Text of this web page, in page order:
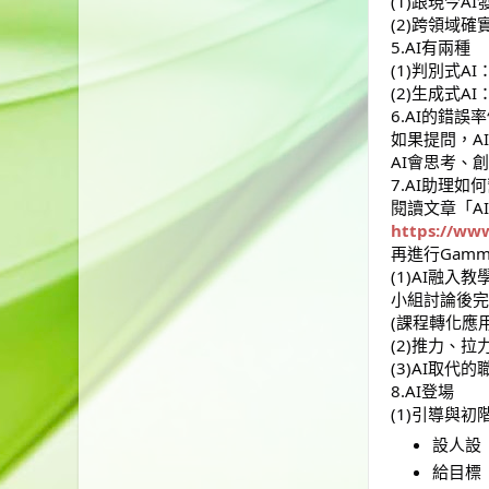
(2)跨領域確
5.AI有兩種
(1)判別式AI
(2)生成式AI
6.AI的錯誤
如果提問，
AI會思考、
7.AI助理如
閱讀文章「
https://
再進行
(1)AI融入教
小組討論後
(課程轉化應
(2)推力、拉
(3)AI取代的
8.AI登場
(1)引導與初
設人設
給目標